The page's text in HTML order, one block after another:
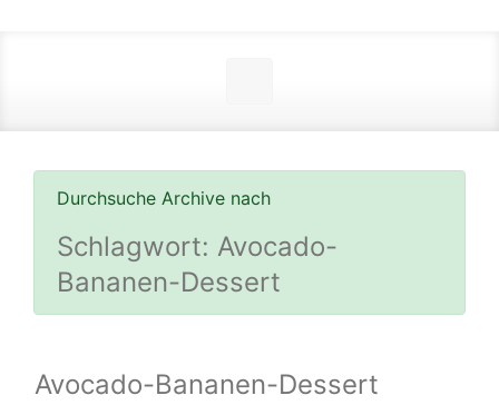
Durchsuche Archive nach
Schlagwort: Avocado-
Bananen-Dessert
Avocado-Bananen-Dessert